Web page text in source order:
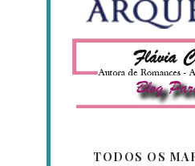
TODOS OS